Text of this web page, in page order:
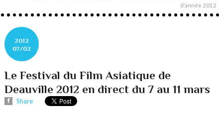
d’année 2012
2012
07/02
Le Festival du Film Asiatique de
Deauville 2012 en direct du 7 au 11 mars
Share